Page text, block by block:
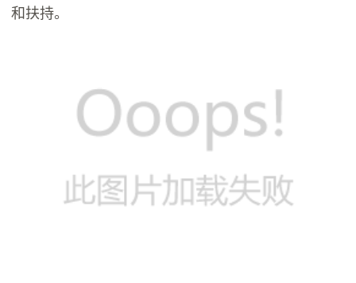
和扶持。